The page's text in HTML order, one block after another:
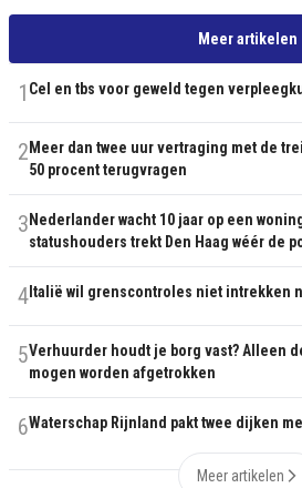
Meer artikelen
1 Cel en tbs voor geweld tegen
2 Meer dan twee uur vertraging met de
50 procent terugvragen
3 Nederlander wacht 10 jaar op een
statushouders trekt Den Haag wéér de
4 Italië wil grenscontroles niet intrekken
5Verhuurder houdt je borg vast? Alleen
mogen worden afgetrokken
6Waterschap Rijnland pakt twee dijken
Meer artikelen